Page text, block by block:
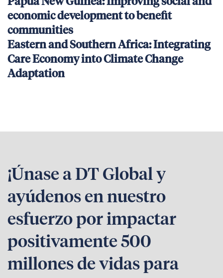
economic development to benefit
communities
Eastern and Southern Africa: Integrating
Care Economy into Climate Change
Adaptation
¡Únase a DT Global y
ayúdenos en nuestro
esfuerzo por impactar
positivamente 500
millones de vidas para